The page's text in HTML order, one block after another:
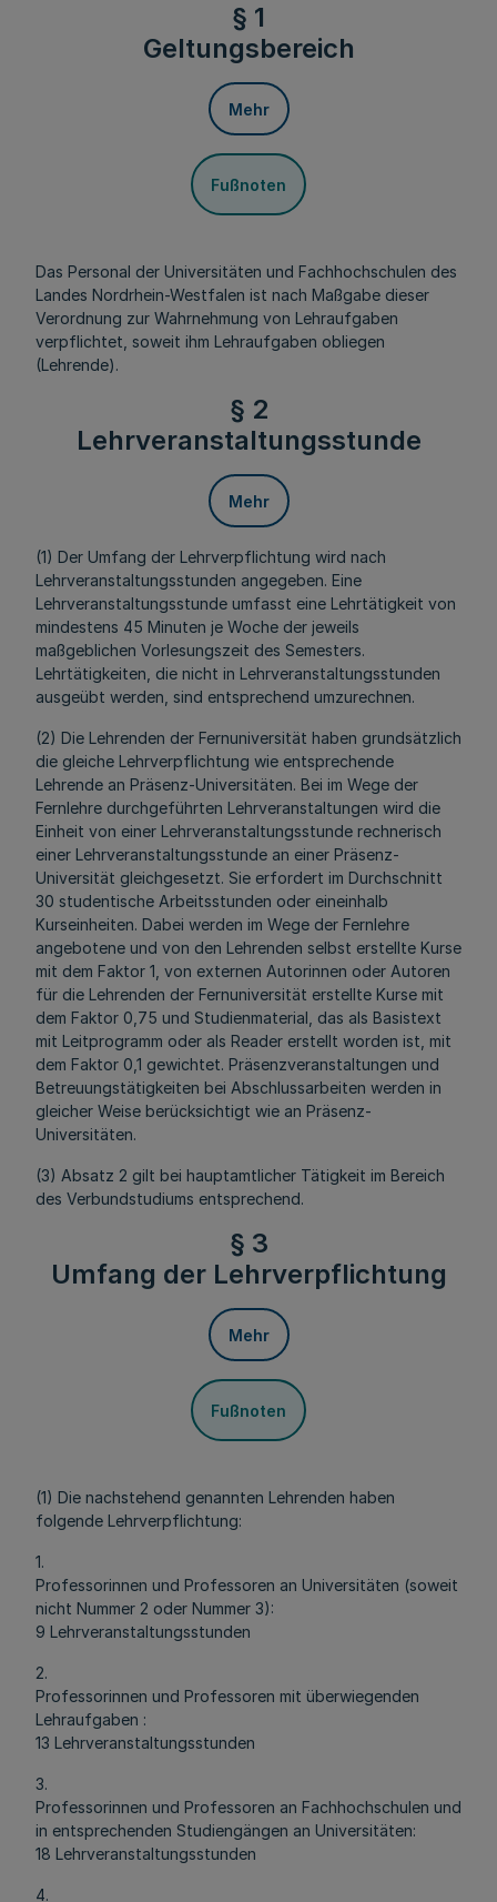
§ 1
Geltungsbereich
Mehr
Fußnoten
Das Personal der Universitäten und Fachhochschulen des
Landes Nordrhein-Westfalen ist nach Maßgabe dieser
Verordnung zur Wahrnehmung von Lehraufgaben
verpflichtet, soweit ihm Lehraufgaben obliegen
(Lehrende).
§ 2
Lehrveranstaltungsstunde
Mehr
(1) Der Umfang der Lehrverpflichtung wird nach
Lehrveranstaltungsstunden angegeben. Eine
Lehrveranstaltungsstunde umfasst eine Lehrtätigkeit von
mindestens 45 Minuten je Woche der jeweils
maßgeblichen Vorlesungszeit des Semesters.
Lehrtätigkeiten, die nicht in Lehrveranstaltungsstunden
ausgeübt werden, sind entsprechend umzurechnen.
(2) Die Lehrenden der Fernuniversität haben grundsätzlich
die gleiche Lehrverpflichtung wie entsprechende
Lehrende an Präsenz-Universitäten. Bei im Wege der
Fernlehre durchgeführten Lehrveranstaltungen wird die
Einheit von einer Lehrveranstaltungsstunde rechnerisch
einer Lehrveranstaltungsstunde an einer Präsenz-
Universität gleichgesetzt. Sie erfordert im Durchschnitt
30 studentische Arbeitsstunden oder eineinhalb
Kurseinheiten. Dabei werden im Wege der Fernlehre
angebotene und von den Lehrenden selbst erstellte Kurse
mit dem Faktor 1, von externen Autorinnen oder Autoren
für die Lehrenden der Fernuniversität erstellte Kurse mit
dem Faktor 0,75 und Studienmaterial, das als Basistext
mit Leitprogramm oder als Reader erstellt worden ist, mit
dem Faktor 0,1 gewichtet. Präsenzveranstaltungen und
Betreuungstätigkeiten bei Abschlussarbeiten werden in
gleicher Weise berücksichtigt wie an Präsenz-
Universitäten.
(3) Absatz 2 gilt bei hauptamtlicher Tätigkeit im Bereich
des Verbundstudiums entsprechend.
§ 3
Umfang der Lehrverpflichtung
Mehr
Fußnoten
(1) Die nachstehend genannten Lehrenden haben
folgende Lehrverpflichtung:
1.
Professorinnen und Professoren an Universitäten (soweit
nicht Nummer 2 oder Nummer 3):
9 Lehrveranstaltungsstunden
2.
Professorinnen und Professoren mit überwiegenden
Lehraufgaben :
13 Lehrveranstaltungsstunden
3.
Professorinnen und Professoren an Fachhochschulen und
in entsprechenden Studiengängen an Universitäten:
18 Lehrveranstaltungsstunden
4.